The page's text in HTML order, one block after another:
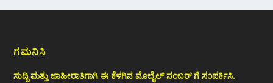
ಗಮನಿಸಿ
ಸುದ್ದಿ ಮತ್ತು ಜಾಹೀರಾತಿಗಾಗಿ ಈ ಕೆಳಗಿನ ಮೊಬೈಲ್ ನಂಬರ್ ಗೆ ಸಂಪರ್ಕಿಸಿ.